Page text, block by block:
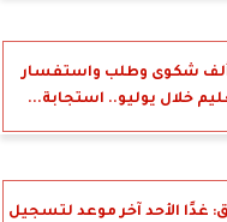
: 15.8 ألف شكوى وطلب واستفسار
خلال يوليو.. استجابة...
غدًا الأحد آخر موعد لتسجيل